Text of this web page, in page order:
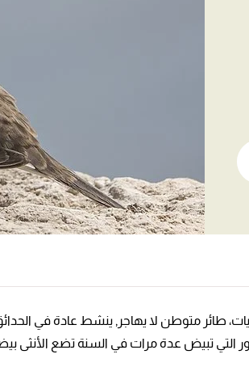
طائر متوطن لا يهاجر, ينشط عادة في
التي تبيض عدة مرات في السنة تضع الأنثى